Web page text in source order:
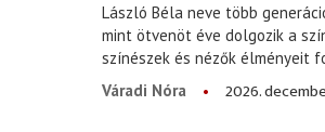
László Béla neve több
mint ötvenöt éve dolgozik a
színészek és nézők élményeit
Váradi Nóra
2026.